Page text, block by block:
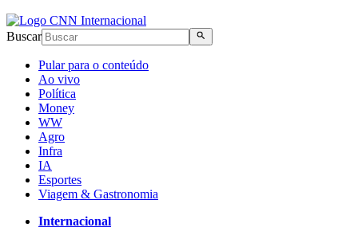
Buscar
Pular para o conteúdo
Ao vivo
Política
Money
WW
Agro
Infra
IA
Esportes
Viagem & Gastronomia
Internacional